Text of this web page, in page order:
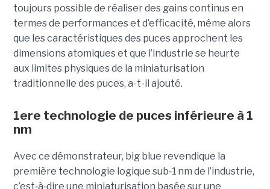
toujours possible de réaliser des gains continus en
termes de performances et d’efficacité, même alors
que les caractéristiques des puces approchent les
dimensions atomiques et que l’industrie se heurte
aux limites physiques de la miniaturisation
traditionnelle des puces, a-t-il ajouté.
1ere technologie de puces inférieure à 1
nm
Avec ce démonstrateur, big blue revendique la
première technologie logique sub‑1 nm de l’industrie,
c’est‑à‑dire une miniaturisation basée sur une